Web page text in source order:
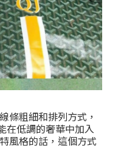
條粗細和排列方式，
在低調的奢華中加入
風格的話，這個方式